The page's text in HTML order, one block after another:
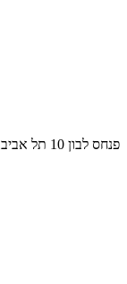
פנחס לבון 10 תל אביב, קידוח פיאזומטר לעומק של 24 מטר